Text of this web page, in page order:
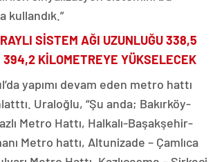
kullandık.”
SİSTEM AĞI UZUNLUĞU 338,5
394,2 KİLOMETREYE YÜKSELECEK
yapımı devam eden metro hattı
Uraloğlu, “Şu anda; Bakırköy-
Metro Hattı, Halkalı-Başakşehir-
Metro hattı, Altunizade – Çamlıca